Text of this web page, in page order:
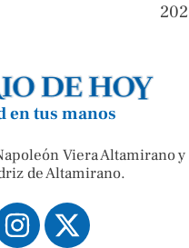
en tus manos
Viera Altamirano y
de Altamirano.